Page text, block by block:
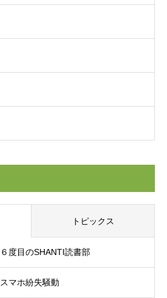
トピックス
６度目のSHANTI読書部
スマホ紛失騒動